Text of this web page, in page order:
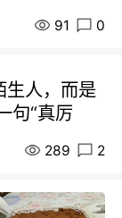
91 0
生人，而是
句“真厉
289 2